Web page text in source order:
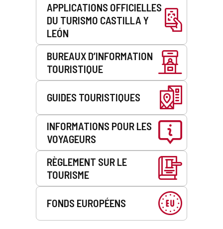
APPLICATIONS OFFICIELLES
DU TURISMO CASTILLA Y
LEÓN
BUREAUX D’INFORMATION
TOURISTIQUE
GUIDES TOURISTIQUES
INFORMATIONS POUR LES
VOYAGEURS
RÈGLEMENT SUR LE
TOURISME
FONDS EUROPÉENS